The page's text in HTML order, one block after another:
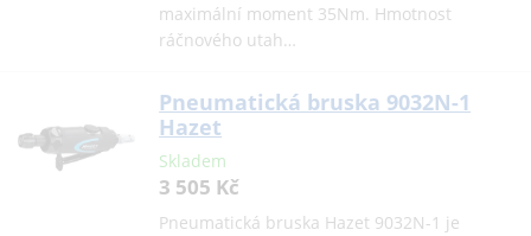
maximální moment 35Nm. Hmotnost
ráčnového utah…
Pneumatická bruska 9032N-1
Hazet
Skladem
3 505 Kč
Pneumatická bruska Hazet 9032N-1 je